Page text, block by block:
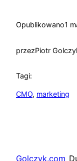
Opublikowano1
przezPiotr
Tagi:
CMO, marketing
Golczyk.com